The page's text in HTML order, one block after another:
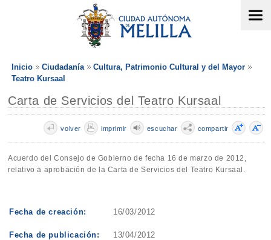
Inicio Ciudadanía
Cultura, Patrimonio Cultural y del Mayor
Teatro Kursaal
Carta de Servicios del Teatro Kursaal
compartir
escuchar
imprimir
volver
Acuerdo del Consejo de Gobierno de fecha 16 de marzo de 2012,
relativo a aprobación de la Carta de Servicios del Teatro Kursaal.
Fecha de creación: 16/03/2012
Fecha de publicación: 13/04/2012